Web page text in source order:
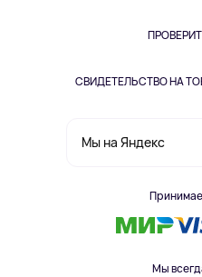
СВИДЕТЕЛЬСТВО НА
Мы на Яндекс
Мы
Одежда и аксессуары